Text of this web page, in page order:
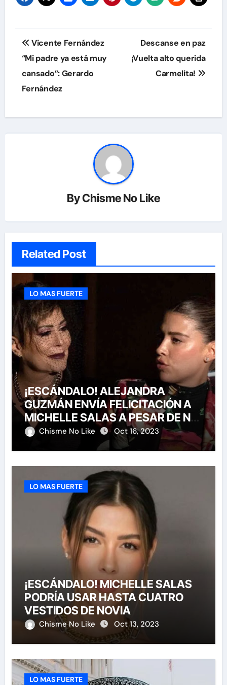
Navegación
de
entradas
Vicente Fernández
“Mi padre ya está muy
cansado”: Gerardo
Fernández
Descanse en paz
¡Vuelta alto querida
Carmelita!
ByChisme No Like
Related Post
LO MAS FUERTE
¡ESCÁNDALO! ALEJANDRA
GUZMÁN ENVÍA FELICITACIÓN A
MICHELLE SALAS A PESAR DE NO
HABERLA INVITADO A SU BODA
Chisme No Like Oct 16, 2023
LO MAS FUERTE
¡ESCÁNDALO! MICHELLE SALAS
PODRÍA USAR HASTA CUATRO
VESTIDOS DE NOVIA
Chisme No Like Oct 13, 2023
LO MAS FUERTE